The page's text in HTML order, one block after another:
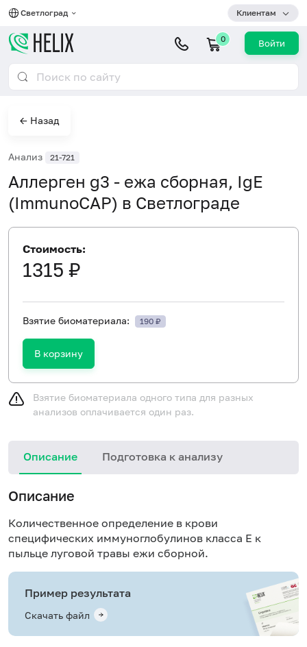
Светлоград Клиентам
0 Войти
← Назад
Анализ 21-721
Аллерген g3 - ежа сборная, IgE
(ImmunoCAP) в Светлограде
Стоимость:
1315 ₽
Взятие биоматериала: 190 ₽
В корзину
Взятие биоматериала одного типа для разных
анализов оплачивается один раз.
Описание Подготовка к анализу
Описание
Количественное определение в крови
специфических иммуноглобулинов класса E к
пыльце луговой травы ежи сборной.
Пример результата
Скачать файл